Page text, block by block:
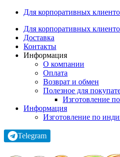
Для корпоративных
Для корпоративных
Доставка
Контакты
Информация
О компании
Оплата
Возврат и обмен
Полезное для
Изготовление
Информация
Изготовление по
Telegram